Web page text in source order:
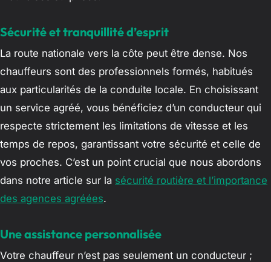
Sécurité et tranquillité d’esprit
La route nationale vers la côte peut être dense. Nos
chauffeurs sont des professionnels formés, habitués
aux particularités de la conduite locale. En choisissant
un service agréé, vous bénéficiez d’un conducteur qui
respecte strictement les limitations de vitesse et les
temps de repos, garantissant votre sécurité et celle de
vos proches. C’est un point crucial que nous abordons
dans notre article sur la sécurité routière et l’importance
des agences agréées.
Une assistance personnalisée
Votre chauffeur n’est pas seulement un conducteur ;